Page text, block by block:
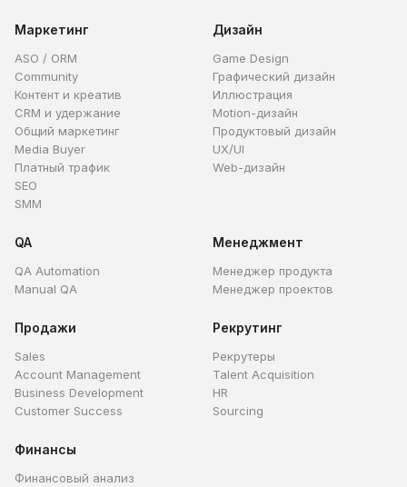
Маркетинг
ASO / ORM
Community
Контент и креатив
CRM и удержание
Общий маркетинг
Media Buyer
Платный трафик
SEO
SMM
Дизайн
Game Design
Графический дизайн
Иллюстрация
Motion-дизайн
Продуктовый дизайн
UX/UI
Web-дизайн
QA
QA Automation
Manual QA
Менеджмент
Менеджер продукта
Менеджер проектов
Продажи
Sales
Account Management
Business Development
Customer Success
Рекрутинг
Рекрутеры
Talent Acquisition
HR
Sourcing
Финансы
Финансовый анализ